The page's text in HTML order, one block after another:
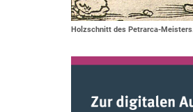
Holzschnitt des Petrarca-